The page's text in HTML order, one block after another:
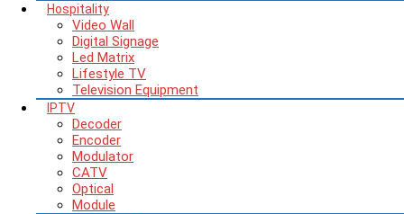
Hospitality
Video Wall
Digital Signage
Led Matrix
Lifestyle TV
Television Equipment
IPTV
Decoder
Encoder
Modulator
CATV
Optical
Module